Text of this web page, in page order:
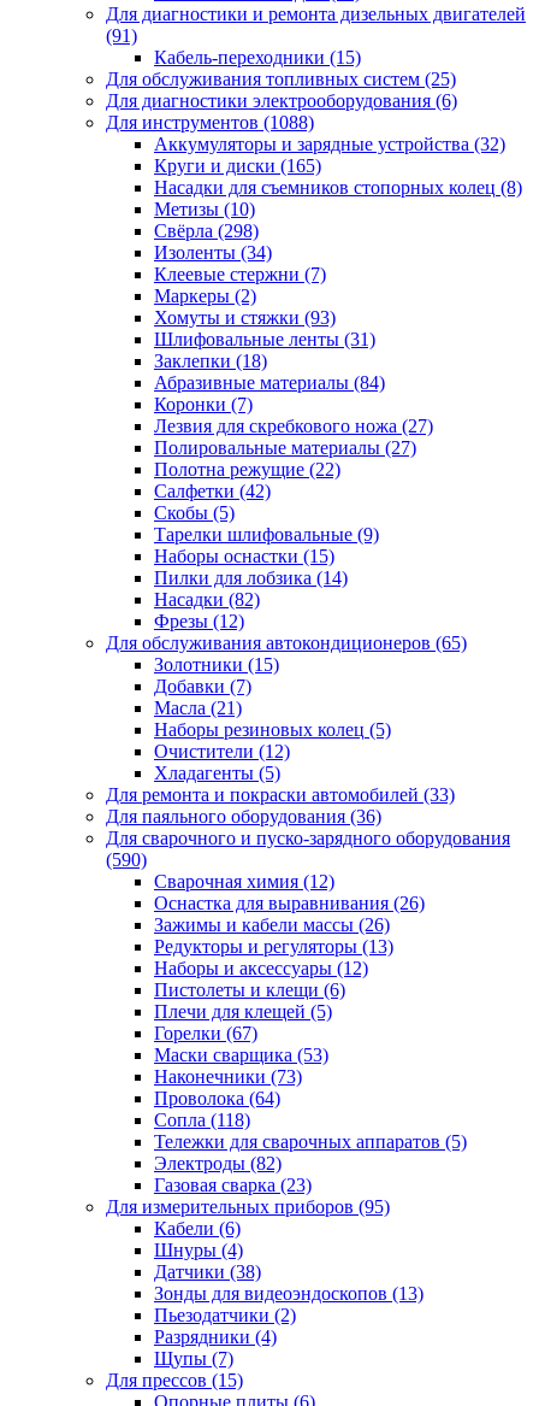
Для диагностики и ремонта дизельных двигателей
(91)
Кабель-переходники (15)
Для обслуживания топливных систем (25)
Для диагностики электрооборудования (6)
Для инструментов (1088)
Аккумуляторы и зарядные устройства (32)
Круги и диски (165)
Насадки для съемников стопорных колец (8)
Метизы (10)
Свёрла (298)
Изоленты (34)
Клеевые стержни (7)
Маркеры (2)
Хомуты и стяжки (93)
Шлифовальные ленты (31)
Заклепки (18)
Абразивные материалы (84)
Коронки (7)
Лезвия для скребкового ножа (27)
Полировальные материалы (27)
Полотна режущие (22)
Салфетки (42)
Скобы (5)
Тарелки шлифовальные (9)
Наборы оснастки (15)
Пилки для лобзика (14)
Насадки (82)
Фрезы (12)
Для обслуживания автокондиционеров (65)
Золотники (15)
Добавки (7)
Масла (21)
Наборы резиновых колец (5)
Очистители (12)
Хладагенты (5)
Для ремонта и покраски автомобилей (33)
Для паяльного оборудования (36)
Для сварочного и пуско-зарядного оборудования
(590)
Сварочная химия (12)
Оснастка для выравнивания (26)
Зажимы и кабели массы (26)
Редукторы и регуляторы (13)
Наборы и аксессуары (12)
Пистолеты и клещи (6)
Плечи для клещей (5)
Горелки (67)
Маски сварщика (53)
Наконечники (73)
Проволока (64)
Сопла (118)
Тележки для сварочных аппаратов (5)
Электроды (82)
Газовая сварка (23)
Для измерительных приборов (95)
Кабели (6)
Шнуры (4)
Датчики (38)
Зонды для видеоэндоскопов (13)
Пьезодатчики (2)
Разрядники (4)
Щупы (7)
Для прессов (15)
Опорные плиты (6)